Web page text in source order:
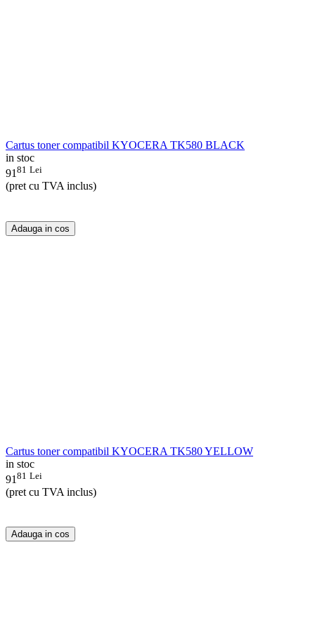
Cartus toner compatibil KYOCERA TK580 BLACK
in stoc
91 81 Lei
(pret cu TVA inclus)
Adauga in cos
Cartus toner compatibil KYOCERA TK580 YELLOW
in stoc
91 81 Lei
(pret cu TVA inclus)
Adauga in cos